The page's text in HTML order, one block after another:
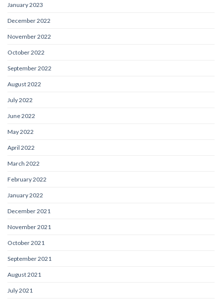
January 2023
December 2022
November 2022
October 2022
September 2022
August 2022
July 2022
June 2022
May 2022
April 2022
March 2022
February 2022
January 2022
December 2021
November 2021
October 2021
September 2021
August 2021
July 2021